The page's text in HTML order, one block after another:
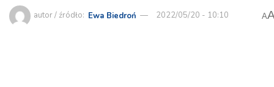
autor / źródło: Ewa Biedroń 2022/05/20 - 10:10 A